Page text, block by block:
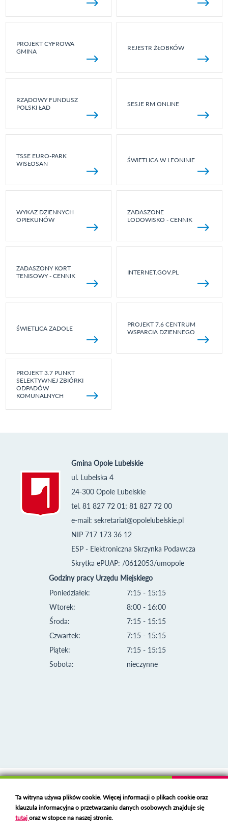
PROJEKT CYFROWA
GMINA
REJESTR ŻŁOBKÓW
RZĄDOWY FUNDUSZ
POLSKI ŁAD
SESJE RM ONLINE
TSSE EURO-PARK
WISŁOSAN
ŚWIETLICA W LEONINIE
WYKAZ DZIENNYCH
OPIEKUNÓW
ZADASZONE
LODOWISKO - CENNIK
ZADASZONY KORT
TENISOWY - CENNIK
INTERNET.GOV.PL
ŚWIETLICA ZADOLE
PROJEKT 7.6 CENTRUM
WSPARCIA DZIENNEGO
PROJEKT 3.7 PUNKT
SELEKTYWNEJ ZBIÓRKI
ODPADÓW
KOMUNALNYCH
Gmina Opole Lubelskie
ul. Lubelska 4
24-300 Opole Lubelskie
tel. 81 827 72 01; 81 827 72 00
e-mail: sekretariat@opolelubelskie.pl
NIP 717 173 36 12
ESP - Elektroniczna Skrzynka Podawcza
Skrytka ePUAP: /0612053/umopole
Godziny pracy Urzędu Miejskiego
Poniedziałek:
Wtorek:
Środa:
Czwartek:
Piątek:
Sobota:
7:15 - 15:15
8:00 - 16:00
7:15 - 15:15
7:15 - 15:15
7:15 - 15:15
nieczynne
Deklaracja dostępności
Polski serwer RBL
https://polspam.pl/
Ta witryna używa plików cookie. Więcej informacji o plikach cookie oraz
klauzula informacyjna o przetwarzaniu danych osobowych znajduje się
tutajoraz w stopce na naszej stronie.